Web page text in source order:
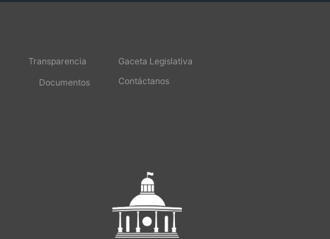
Transparencia
Documentos
Gaceta Legislativa
Contáctanos